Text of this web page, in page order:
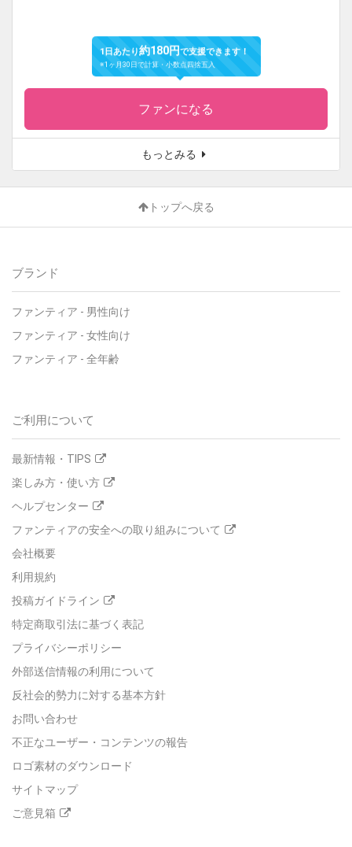
1日あたり約180円で支援できます！
※1ヶ月30日で計算・小数点四捨五入
ファンになる
もっとみる
トップへ戻る
ブランド
ファンティア - 男性向け
ファンティア - 女性向け
ファンティア - 全年齢
ご利用について
最新情報・TIPS
楽しみ方・使い方
ヘルプセンター
ファンティアの安全への取り組みについて
会社概要
利用規約
投稿ガイドライン
特定商取引法に基づく表記
プライバシーポリシー
外部送信情報の利用について
反社会的勢力に対する基本方針
お問い合わせ
不正なユーザー・コンテンツの報告
ロゴ素材のダウンロード
サイトマップ
ご意見箱